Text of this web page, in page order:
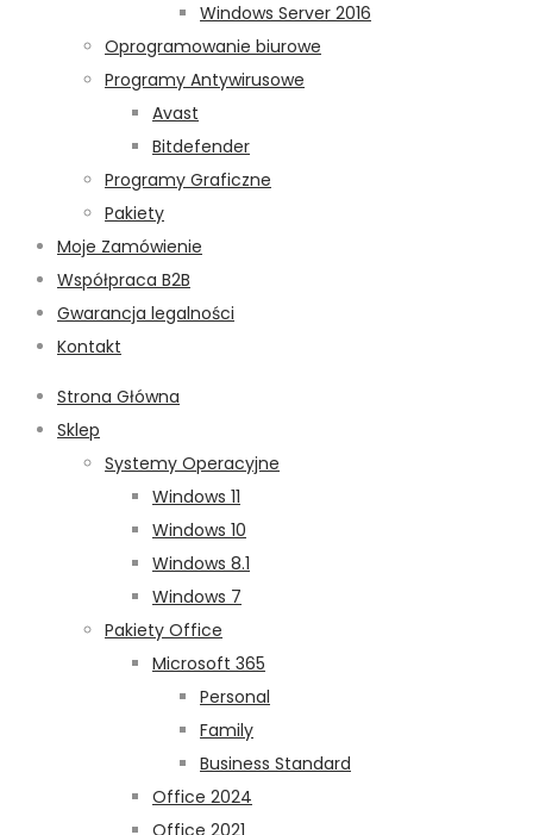
Windows Server 2016
Oprogramowanie biurowe
Programy Antywirusowe
Avast
Bitdefender
Programy Graficzne
Pakiety
Moje Zamówienie
Współpraca B2B
Gwarancja legalności
Kontakt
Strona Główna
Sklep
Systemy Operacyjne
Windows 11
Windows 10
Windows 8.1
Windows 7
Pakiety Office
Microsoft 365
Personal
Family
Business Standard
Office 2024
Office 2021